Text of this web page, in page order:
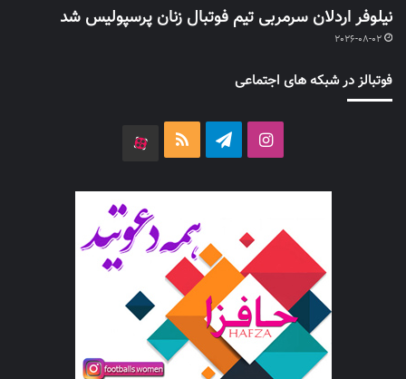
نیلوفر اردلان سرمربی تیم فوتبال زنان پرسپولیس شد
2026-08-02
فوتبالز در شبکه های اجتماعی
اینستاگرامتلگرام خوراک